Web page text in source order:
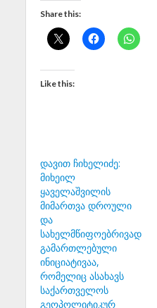
Share this:
Like this:
დავით ჩიხელიძე:
მიხეილ
ყაველაშვილის
მიმართვა დროული
და
სახელმწიფოებრივად
გამართლებული
ინიციატივაა,
რომელიც ასახავს
საქართველოს
გეოპოლიტიკურ